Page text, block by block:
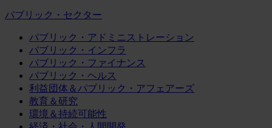
パブリック・セクター
パブリック・アドミニストレーション
パブリック・インフラ
パブリック・ファイナンス
パブリック・ヘルス
利益団体＆パブリック・アフェアーズ
教育＆研究
環境＆持続可能性